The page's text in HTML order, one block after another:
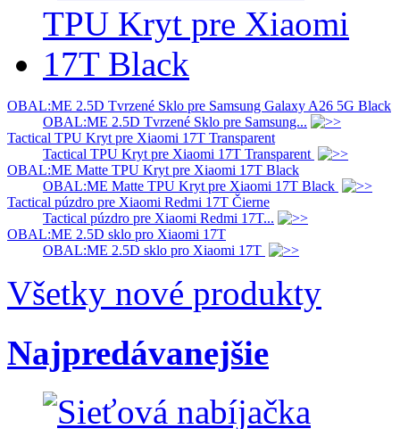
OBAL:ME 2.5D Tvrzené Sklo pre Samsung Galaxy A26 5G Black
OBAL:ME 2.5D Tvrzené Sklo pre Samsung...
Tactical TPU Kryt pre Xiaomi 17T Transparent
Tactical TPU Kryt pre Xiaomi 17T Transparent
OBAL:ME Matte TPU Kryt pre Xiaomi 17T Black
OBAL:ME Matte TPU Kryt pre Xiaomi 17T Black
Tactical púzdro pre Xiaomi Redmi 17T Čierne
Tactical púzdro pre Xiaomi Redmi 17T...
OBAL:ME 2.5D sklo pro Xiaomi 17T
OBAL:ME 2.5D sklo pro Xiaomi 17T
Všetky nové produkty
Najpredávanejšie